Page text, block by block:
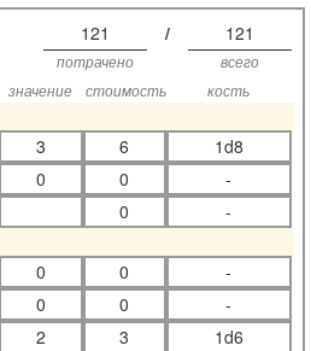
121 / 121
потрачено
всего
значение
стоимость кость
3 6
1d8
0 0
-
0
-
0 0
-
0 0
-
2 3
1d6